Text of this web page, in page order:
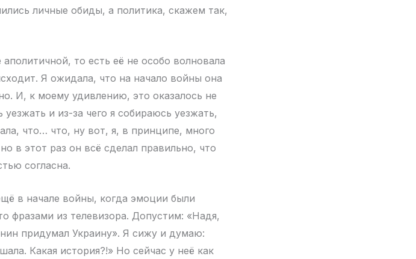
личные обиды, а политика, скажем так,
то есть её не особо волновала
Я ожидала, что на начало войны она
И, к моему удивлению, это оказалось не
и из-за чего я собираюсь уезжать,
что… что, ну вот, я, в принципе, много
в этот раз он всё сделал правильно, что
согласна.
в начале войны, когда эмоции были
фразами из телевизора. Допустим: «Надя,
придумал Украину». Я сижу и думаю:
Какая история?!» Но сейчас у неё как